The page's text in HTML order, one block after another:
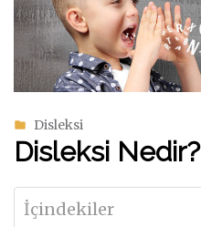
Disleksi
Disleksi Nedir?
İçindekiler